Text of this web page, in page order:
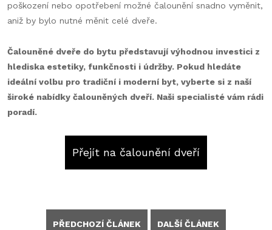
poškození nebo opotřebení možné čalounění snadno vyměnit,
aniž by bylo nutné měnit celé dveře.
Čalouněné dveře do bytu představují výhodnou investici z
hlediska estetiky, funkčnosti i údržby. Pokud hledáte
ideální volbu pro tradiční i moderní byt, vyberte si z naší
široké nabídky čalouněných dveří. Naši specialisté vám rádi
poradí.
Přejít na čalounění dveří
PŘEDCHOZÍ ČLÁNEK DALŠÍ ČLÁNEK